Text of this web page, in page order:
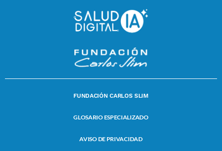
FUNDACIÓN CARLOS SLIM
GLOSARIO ESPECIALIZADO
AVISO DE PRIVACIDAD